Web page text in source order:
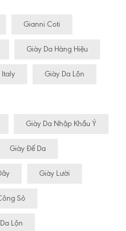
Gianni Coti
Giày Da Hàng Hiệu
Italy Giày Da Lộn
Giày Da Nhập Khẩu Ý
Giày Đế Da
Giày Lười
Sỏ
Lộn